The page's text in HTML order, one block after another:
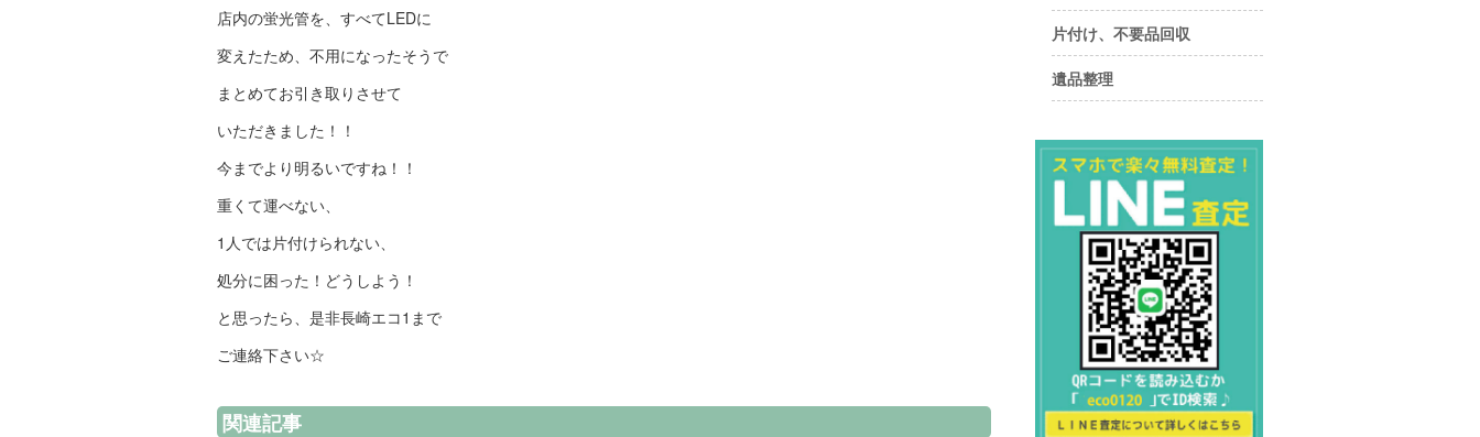
店内の蛍光管を、すべてLEDに
変えたため、不用になったそうで
まとめてお引き取りさせて
いただきました！！
今までより明るいですね！！
重くて運べない、
1人では片付けられない、
処分に困った！どうしよう！
と思ったら、是非長崎エコ1まで
ご連絡下さい☆
関連記事
片付け、不要品回収
遺品整理